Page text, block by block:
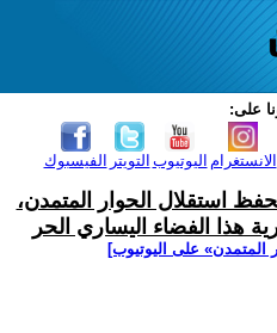
على:
الفيسبوك التويتر اليوتيوب الانستغرام
استقلال الحوار المتمدن،
هذا الفضاء اليساري الحر
المتمدن» على اليوتيوب]